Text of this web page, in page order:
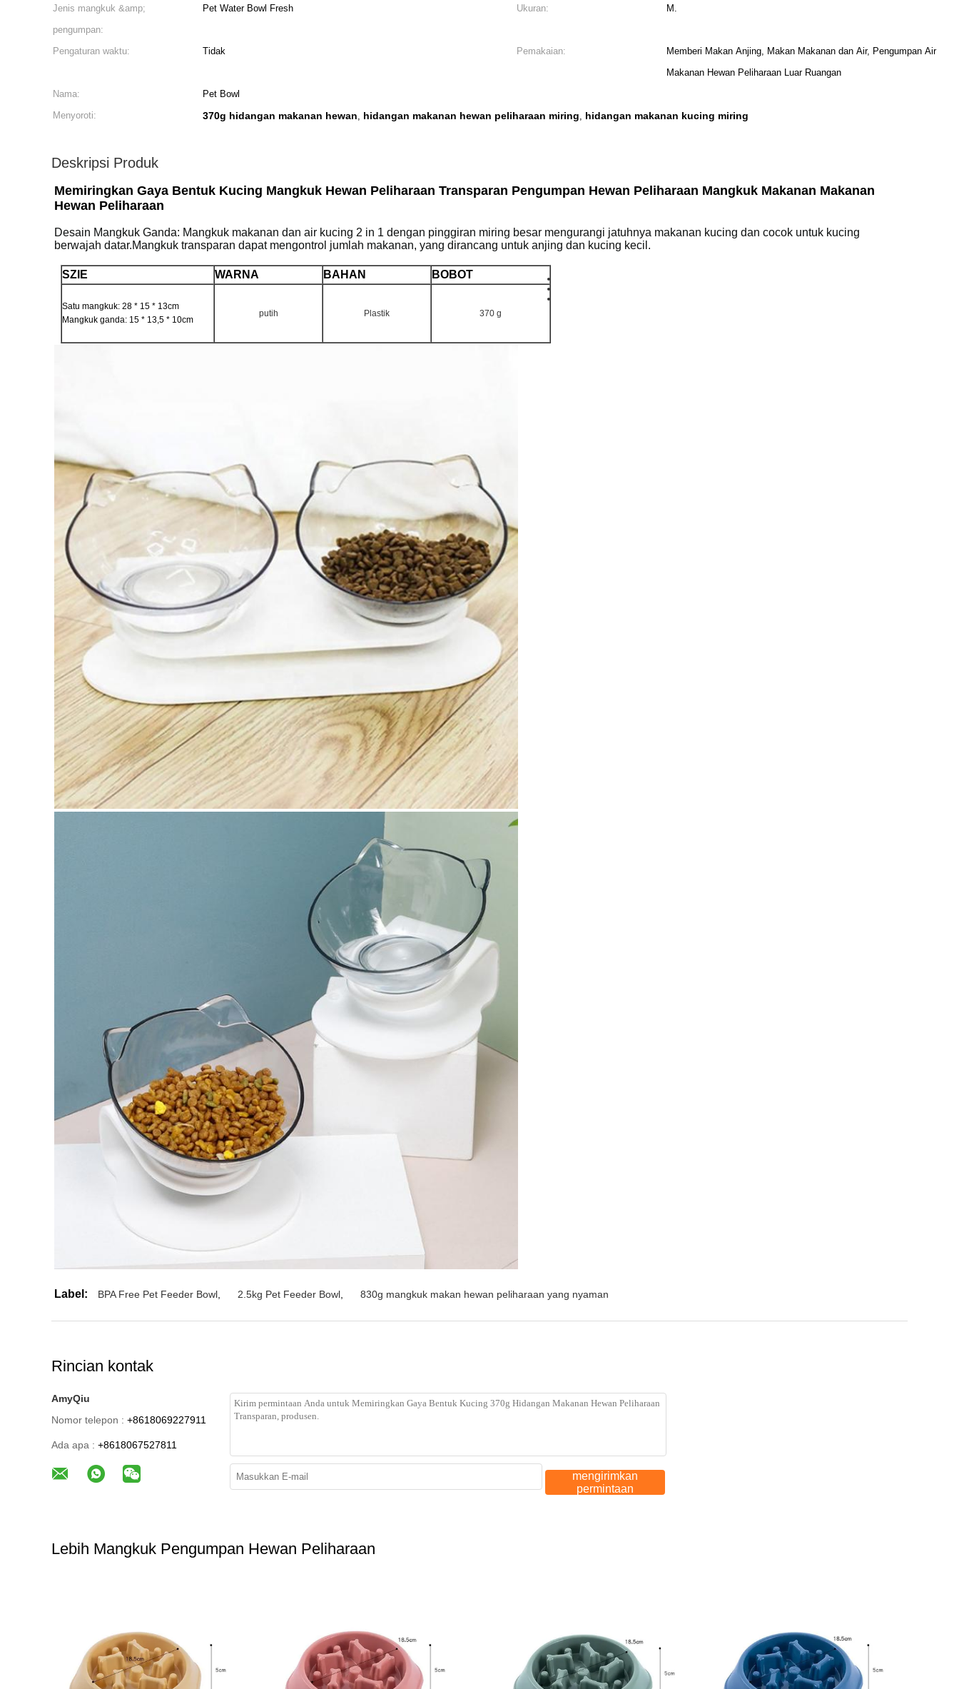
Jenis mangkuk &amp;
pengumpan:
Pet Water Bowl Fresh Ukuran: M.
Pengaturan waktu: Tidak Pemakaian:
Memberi Makan Anjing, Makan Makanan dan Air, Pengumpan Air
Makanan Hewan Peliharaan Luar Ruangan
Nama:
Pet Bowl
Menyoroti:
370g hidangan makanan hewan, hidangan makanan hewan peliharaan miring, hidangan makanan kucing miring
Deskripsi Produk
Memiringkan Gaya Bentuk Kucing Mangkuk Hewan Peliharaan Transparan Pengumpan Hewan Peliharaan Mangkuk Makanan Makanan
Hewan Peliharaan
Desain Mangkuk Ganda: Mangkuk makanan dan air kucing 2 in 1 dengan pinggiran miring besar mengurangi jatuhnya makanan kucing dan cocok untuk kucing
berwajah datar.Mangkuk transparan dapat mengontrol jumlah makanan, yang dirancang untuk anjing dan kucing kecil.
SZIE WARNA BAHAN BOBOT
Satu mangkuk: 28 * 15 * 13cm
Mangkuk ganda: 15 * 13,5 * 10cm
putih Plastik 370 g
Label: BPA Free Pet Feeder Bowl, 2.5kg Pet Feeder Bowl, 830g mangkuk makan hewan peliharaan yang nyaman
Rincian kontak
AmyQiu
Nomor telepon : +8618069227911
Ada apa : +8618067527811
mengirimkan
permintaan
Lebih Mangkuk Pengumpan Hewan Peliharaan